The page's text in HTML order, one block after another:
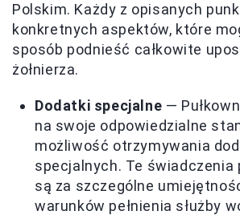
Polskim. Każdy z opisanych
konkretnych aspektów, które
sposób podnieść całkowite
żołnierza.
Dodatki specjalne —
na swoje odpowiedzialne
możliwość otrzymywania
specjalnych. Te świadczenia
są za szczególne
warunków pełnienia służby